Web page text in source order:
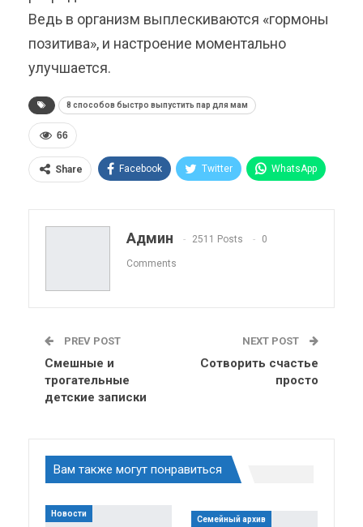
Ведь в организм выплескиваются «гормоны
позитива», и настроение моментально
улучшается.
8 способов быстро выпустить пар для мам
66
Share Facebook Twitter WhatsApp
Telegram
Linkedin
Админ 2511 Posts 0
Comments
PREV POST
Cмешные и
трогательные
детские записки
NEXT POST
Сотворить счастье
просто
Вам также могут понравиться
Новости
Семейный архив